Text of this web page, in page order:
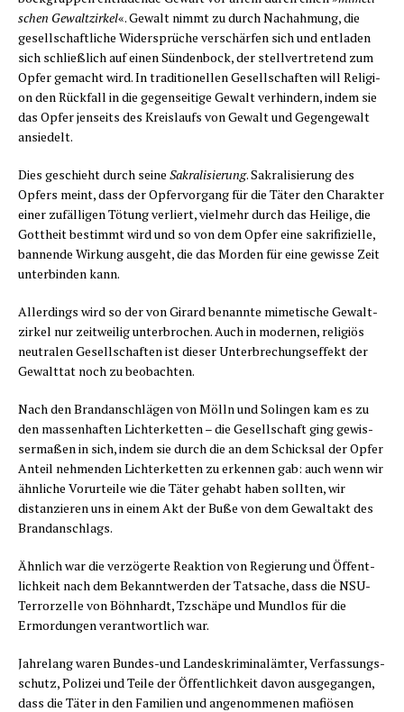
schen Gewalt­zir­kel«. Gewalt nimmt zu durch Nach­ah­mung, die
gesell­schaft­li­che Wider­sprü­che ver­schär­fen sich und ent­la­den
sich schließ­lich auf einen Sün­den­bock, der stell­ver­tre­tend zum
Opfer gemacht wird. In tra­di­tio­nel­len Gesell­schaf­ten will Reli­gi­
on den Rück­fall in die gegen­sei­ti­ge Gewalt ver­hin­dern, indem sie
das Opfer jen­seits des Kreis­laufs von Gewalt und Gegen­ge­walt
ansiedelt.
Dies geschieht durch sei­ne Sakra­li­sie­rung. Sakra­li­sie­rung des
Opfers meint, dass der Opfer­vor­gang für die Täter den Cha­rak­ter
einer zufäl­li­gen Tötung ver­liert, viel­mehr durch das Hei­li­ge, die
Gott­heit bestimmt wird und so von dem Opfer eine sakri­fi­zi­el­le,
ban­nen­de Wir­kung aus­geht, die das Mor­den für eine gewis­se Zeit
unter­bin­den kann.
Aller­dings wird so der von Girard benann­te mime­ti­sche Gewalt­
zir­kel nur zeit­wei­lig unter­bro­chen. Auch in moder­nen, reli­gi­ös
neu­tra­len Gesell­schaf­ten ist die­ser Unter­bre­chungs­ef­fekt der
Gewalt­tat noch zu beobachten.
Nach den Brand­an­schlä­gen von Mölln und Solin­gen kam es zu
den mas­sen­haf­ten Lich­ter­ket­ten – die Gesell­schaft ging gewis­
ser­ma­ßen in sich, indem sie durch die an dem Schick­sal der Opfer
Anteil neh­men­den Lich­ter­ket­ten zu erken­nen gab: auch wenn wir
ähn­li­che Vor­ur­tei­le wie die Täter gehabt haben soll­ten, wir
distan­zie­ren uns in einem Akt der Buße von dem Gewalt­akt des
Brandanschlags.
Ähn­lich war die ver­zö­ger­te Reak­ti­on von Regie­rung und Öffent­
lich­keit nach dem Bekannt­wer­den der Tat­sa­che, dass die NSU-
Ter­ror­zel­le von Böhn­hardt, Tzsch­ä­pe und Mund­los für die
Ermor­dun­gen ver­ant­wort­lich war.
Jah­re­lang waren Bun­des-und Lan­des­kri­mi­nal­äm­ter, Ver­fas­sungs­
schutz, Poli­zei und Tei­le der Öffent­lich­keit davon aus­ge­gan­gen,
dass die Täter in den Fami­li­en und ange­nom­me­nen mafiö­sen